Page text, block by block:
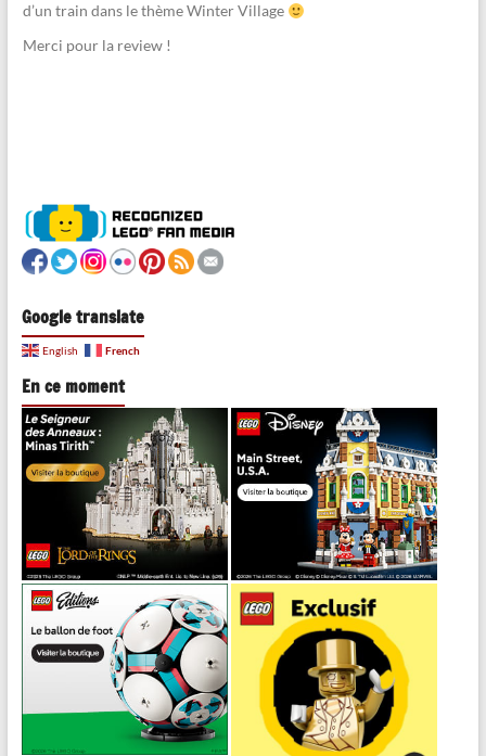
d’un train dans le thème Winter Village
Merci pour la review !
Google translate
English French
En ce moment